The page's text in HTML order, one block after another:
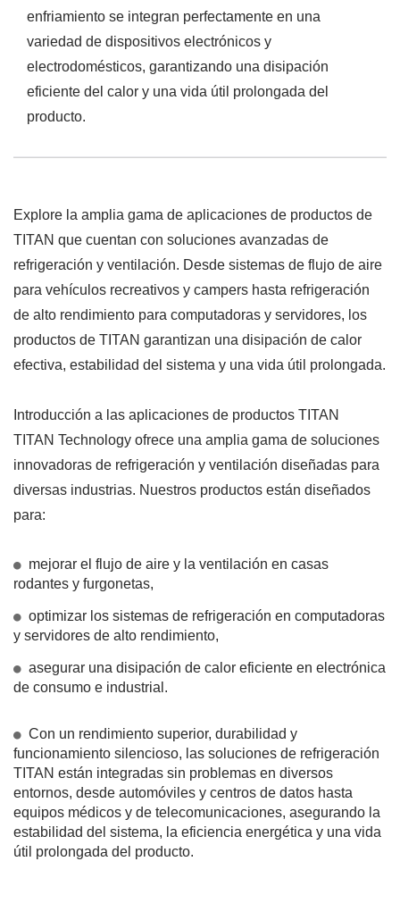
enfriamiento se integran perfectamente en una
variedad de dispositivos electrónicos y
electrodomésticos, garantizando una disipación
eficiente del calor y una vida útil prolongada del
producto.
Explore la amplia gama de aplicaciones de productos de
TITAN que cuentan con soluciones avanzadas de
refrigeración y ventilación. Desde sistemas de flujo de aire
para vehículos recreativos y campers hasta refrigeración
de alto rendimiento para computadoras y servidores, los
productos de TITAN garantizan una disipación de calor
efectiva, estabilidad del sistema y una vida útil prolongada.
Introducción a las aplicaciones de productos TITAN
TITAN Technology ofrece una amplia gama de soluciones
innovadoras de refrigeración y ventilación diseñadas para
diversas industrias. Nuestros productos están diseñados
para:
mejorar el flujo de aire y la ventilación en casas
rodantes y furgonetas,
optimizar los sistemas de refrigeración en computadoras
y servidores de alto rendimiento,
asegurar una disipación de calor eficiente en electrónica
de consumo e industrial.
Con un rendimiento superior, durabilidad y
funcionamiento silencioso, las soluciones de refrigeración
TITAN están integradas sin problemas en diversos
entornos, desde automóviles y centros de datos hasta
equipos médicos y de telecomunicaciones, asegurando la
estabilidad del sistema, la eficiencia energética y una vida
útil prolongada del producto.